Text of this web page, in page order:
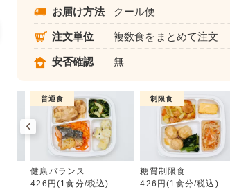
健康バランス
お届け方法 クール便
注文単位 複数食をまとめて注文
安否確認 無
普通食
健康バランス
426円(1食分/税込)
制限食
糖質制限食
426円(1食分/税込)